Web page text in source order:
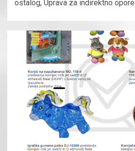
ostalog, Uprava za indirektno